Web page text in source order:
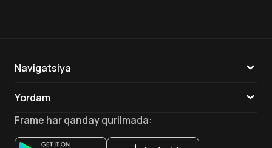
Navigatsiya
Yordam
Aloqa
Ilovalar
Frame har qanday qurilmada: